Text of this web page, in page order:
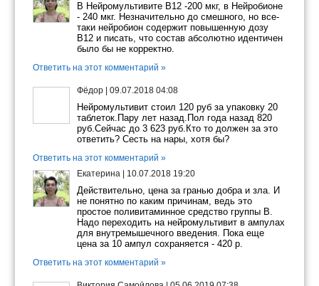
В Нейромультивите В12 -200 мкг, в Нейробионе
- 240 мкг. Незначительно до смешного, но все-
таки нейробион содержит повышенную дозу
В12 и писать, что состав абсолютно идентичен
было бы не корректно.
Ответить на этот комментарий »
Фёдор 09.07.2018 04:08
Нейромультивит стоил 120 руб за упаковку 20
таблеток.Пару лет назад.Пол года назад 820
руб.Сейчас до 3 623 руб.Кто то должен за это
ответить? Сесть на нары, хотя бы?
Ответить на этот комментарий »
Екатерина
10.07.2018 19:20
Действительно, цена за гранью добра и зла. И
не понятно по каким причинам, ведь это
простое поливитаминное средство группы В.
Надо переходить на нейромультивит в ампулах
для внутремышечного введения. Пока еще
цена за 10 ампул сохраняется - 420 р.
Ответить на этот комментарий »